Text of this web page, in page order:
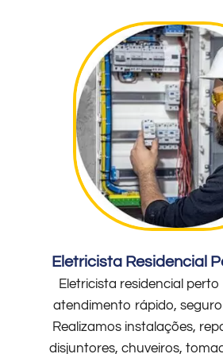
Eletricista Residencial
Eletricista residencial
atendimento rápido,
Realizamos instalações,
disjuntores, chuveiros,